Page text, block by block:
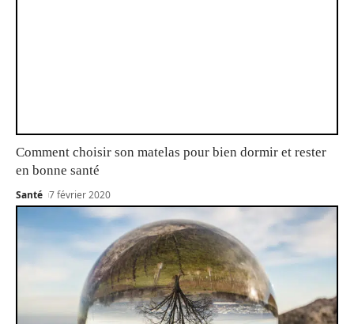
Comment choisir son matelas pour bien dormir et rester
en bonne santé
Santé 7 février 2020